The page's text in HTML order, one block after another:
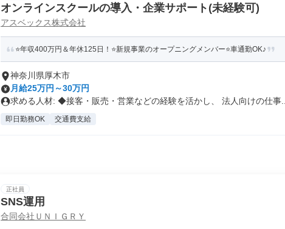
オンラインスクールの導入・企業サポート(未経験可)
アスベックス株式会社
⭐年収400万円＆年休125日！⭐新規事業のオープニングメンバー⭐車通勤OK♪
神奈川県厚木市
月給25万円～30万円
求める人材: ◆接客・販売・営業などの経験を活かし、 法人向けの仕事...
即日勤務OK 交通費支給
正社員
SNS運用
合同会社ＵＮＩＧＲＹ